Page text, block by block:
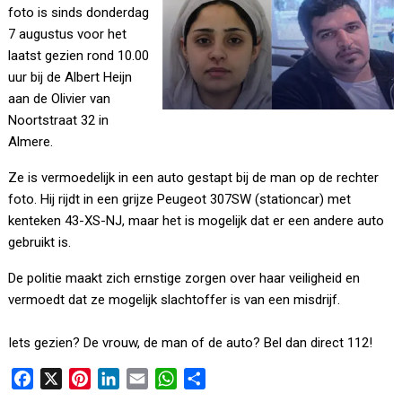
foto is sinds donderdag
7 augustus voor het
laatst gezien rond 10.00
uur bij de Albert Heijn
aan de Olivier van
Noortstraat 32 in
Almere.
Ze is vermoedelijk in een auto gestapt bij de man op de rechter
foto. Hij rijdt in een grijze Peugeot 307SW (stationcar) met
kenteken 43-XS-NJ, maar het is mogelijk dat er een andere auto
gebruikt is.
De politie maakt zich ernstige zorgen over haar veiligheid en
vermoedt dat ze mogelijk slachtoffer is van een misdrijf.
Iets gezien? De vrouw, de man of de auto? Bel dan direct 112!
W